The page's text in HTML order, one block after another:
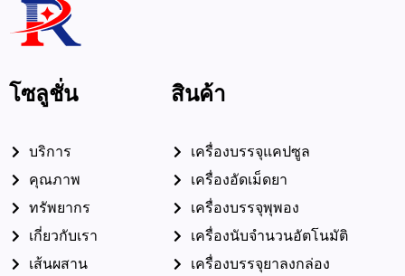
โซลูชั่น
บริการ
คุณภาพ
ทรัพยากร
เกี่ยวกับเรา
เส้นผสาน
สินค้า
เครื่องบรรจุแคปซูล
เครื่องอัดเม็ดยา
เครื่องบรรจุพุพอง
เครื่องนับจำนวนอัตโนมัติ
เครื่องบรรจุยาลงกล่อง